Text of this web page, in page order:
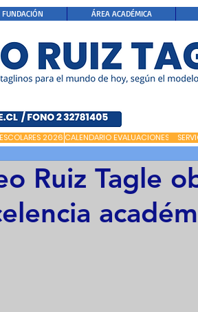
FUNDACIÓN ÁREA ACADÉMICA
ESCOLARES 2026 CALENDARIO EVALUACIONES
Ruiz Tagle